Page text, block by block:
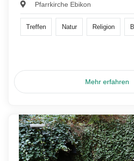
Pfarrkirche Ebikon
Treffen Natur Religion
Mehr erfahren